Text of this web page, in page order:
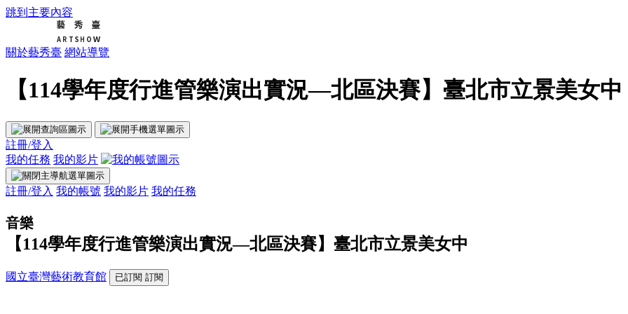
跳到主要內容
關於藝秀臺 網站導覽
【114學年度行進管樂演出實況—北區決賽】臺北市立景美女中
註冊/登入
我的任務 我的影片
註冊/登入 我的帳號 我的影片 我的任務
音樂
【114學年度行進管樂演出實況—北區決賽】臺北市立景美女中
國立臺灣藝術教育館 已訂閱 訂閱